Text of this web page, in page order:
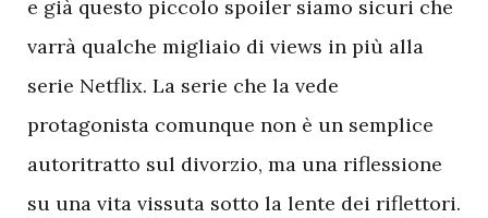
e già questo piccolo spoiler siamo sicuri che
varrà qualche migliaio di views in più alla
serie Netflix. La serie che la vede
protagonista comunque non è un semplice
autoritratto sul divorzio, ma una riflessione
su una vita vissuta sotto la lente dei riflettori.